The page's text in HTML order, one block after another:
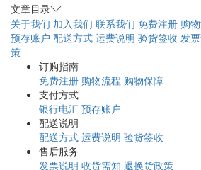
文章目录
关于我们 加入我们 联系我们 免费注册 购
预存账户 配送方式 运费说明 验货签收 发
策
订购指南
免费注册 购物流程 购物保障
支付方式
银行电汇 预存账户
配送说明
配送方式 运费说明 验货签收
售后服务
发票说明 收货需知 退换货政策